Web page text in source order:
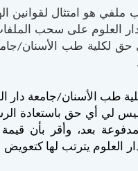
هو امتثال لقوانين
العلوم على سحب الملفات
حق لكلية طب الأسنان/
طب الأسنان/جامعة دار
لي أي حق باستعادة
بعد، وأقر بأن
العلوم يترتب لها